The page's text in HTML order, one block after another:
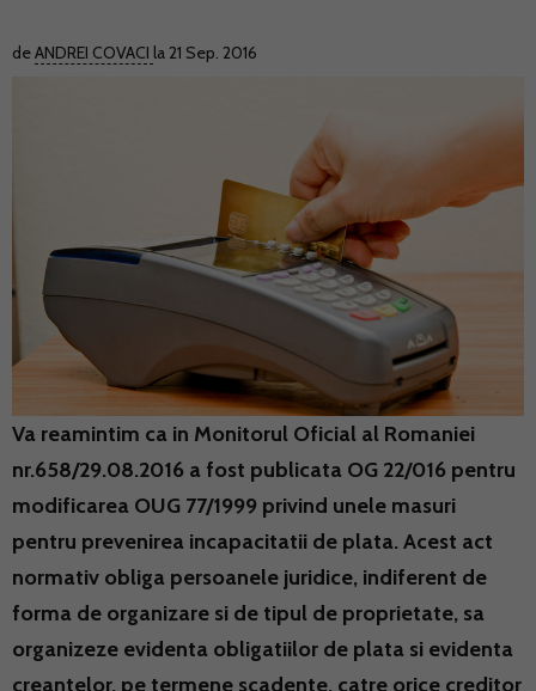
deANDREI COVACI la 21 Sep. 2016
Va reamintim ca in Monitorul Oficial al Romaniei
nr.658/29.08.2016 a fost publicata OG 22/016 pentru
modificarea OUG 77/1999 privind unele masuri
pentru prevenirea incapacitatii de plata. Acest act
normativ obliga persoanele juridice, indiferent de
forma de organizare si de tipul de proprietate, sa
organizeze evidenta obligatiilor de plata si evidenta
creantelor, pe termene scadente, catre orice creditor